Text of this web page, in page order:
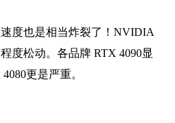
度也是相当炸裂了！NVIDIA
度松动。各品牌 RTX 4090显
更是严重。